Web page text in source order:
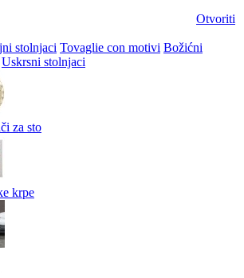
Otvoriti
stolnjaci Tovaglie con motivi Božićni
Uskrsni stolnjaci
za sto
krpe